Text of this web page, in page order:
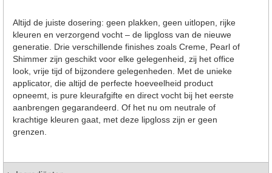
Altijd de juiste dosering: geen plakken, geen uitlopen, rijke
kleuren en verzorgend vocht – de lipgloss van de nieuwe
generatie. Drie verschillende finishes zoals Creme, Pearl of
Shimmer zijn geschikt voor elke gelegenheid, zij het office
look, vrije tijd of bijzondere gelegenheden. Met de unieke
applicator, die altijd de perfecte hoeveelheid product
opneemt, is pure kleurafgifte en direct vocht bij het eerste
aanbrengen gegarandeerd. Of het nu om neutrale of
krachtige kleuren gaat, met deze lipgloss zijn er geen
grenzen.